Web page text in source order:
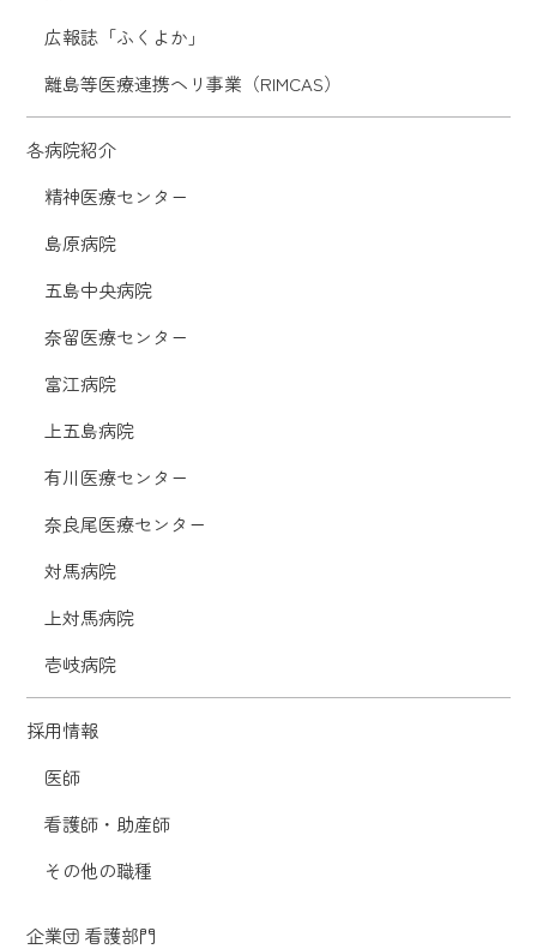
広報誌「ふくよか」
離島等医療連携ヘリ事業（RIMCAS）
各病院紹介
精神医療センター
島原病院
五島中央病院
奈留医療センター
富江病院
上五島病院
有川医療センター
奈良尾医療センター
対馬病院
上対馬病院
壱岐病院
採用情報
医師
看護師・助産師
その他の職種
企業団 看護部門